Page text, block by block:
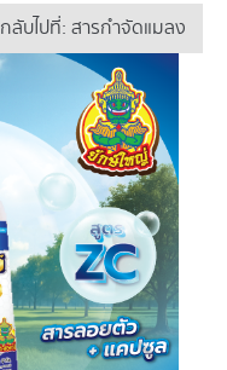
กลับไปที่: สารกำจัดแมลง